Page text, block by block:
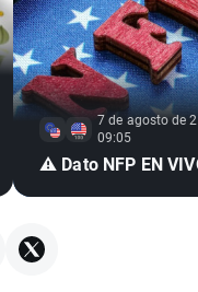
7 de agosto de
09:05
⚠️ Dato NFP EN